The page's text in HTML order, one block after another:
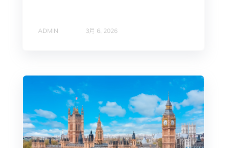
ADMIN 3月 6, 2026